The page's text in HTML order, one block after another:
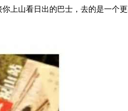
上山看日出的巴士，去的是一个